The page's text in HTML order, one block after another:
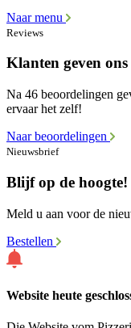
Naar menu
Reviews
Klanten geven
Na 46 beoordelingen
ervaar het zelf!
Naar beoordelingen
Nieuwsbrief
Blijf op de hoogte!
Meld u aan voor de
Bestellen
Website heute